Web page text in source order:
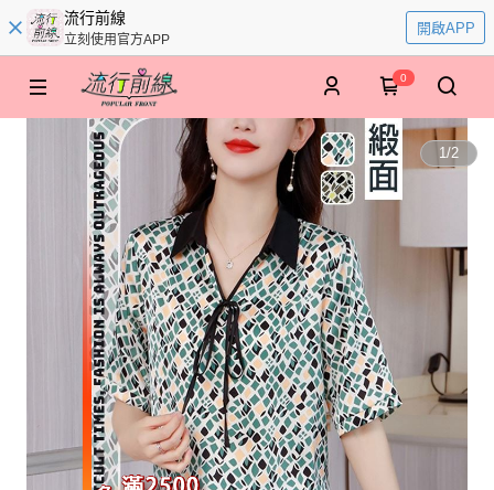
流行前線
立刻使用官方APP
開啟APP
0
1/2